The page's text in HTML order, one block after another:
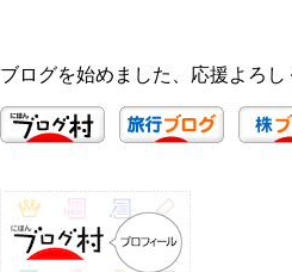
ブログを始めました、応援よろ